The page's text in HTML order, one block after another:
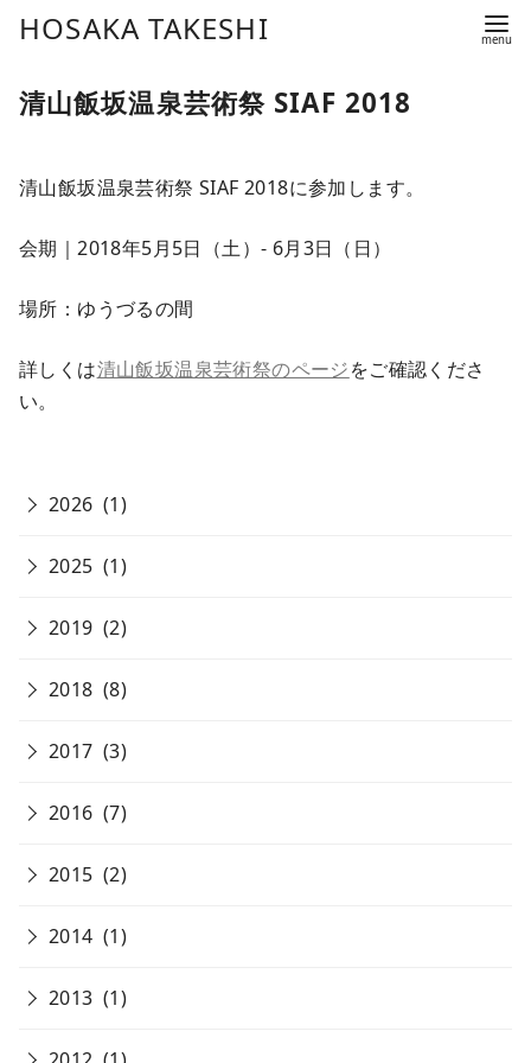
HOSAKA TAKESHI
清山飯坂温泉芸術祭 SIAF 2018
清山飯坂温泉芸術祭 SIAF 2018に参加します。
会期｜2018年5月5日（土）- 6月3日（日）
場所：ゆうづるの間
詳しくは清山飯坂温泉芸術祭のページをご確認くださ
い。
2026 (1)
2025 (1)
2019 (2)
2018 (8)
2017 (3)
2016 (7)
2015 (2)
2014 (1)
2013 (1)